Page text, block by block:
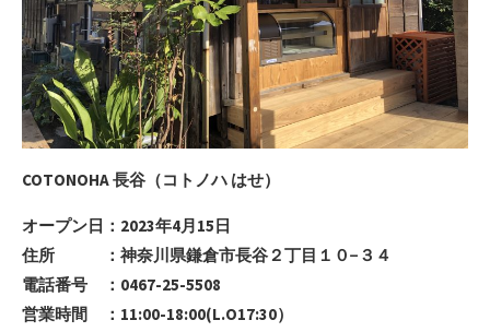
COTONOHA 長谷（コトノハ はせ）
オープン日：2023年4月15日
住所 ：神奈川県鎌倉市長谷２丁目１０−３４
電話番号 ：0467-25-5508
営業時間 ：11:00-18:00(L.O17:30）